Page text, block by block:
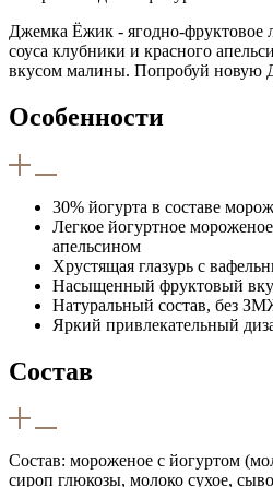
Джемка Ёжик - ягодно-фруктовое
соуса клубники и красного
вкусом малины. Попробуй новую
Особенности
30% йогурта в составе
Легкое йогуртное
апельсином
Хрустящая глазурь с
Насыщенный фруктовый
Натуральный состав, без
Яркий привлекательный
Состав
Состав: мороженое с йогуртом
сироп глюкозы, молоко сухое,